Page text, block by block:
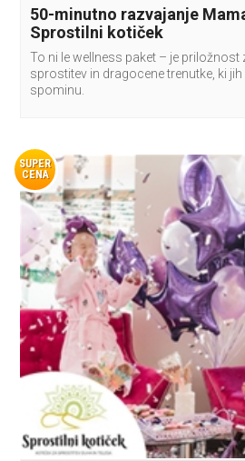
50-minutno razvajanje
Sprostilni kotiček
To ni le wellness paket – je priložnost
sprostitev in dragocene trenutke, ki
spominu.
SUPER
CENA